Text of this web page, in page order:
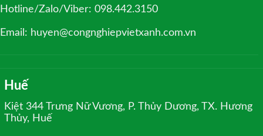
Hotline/Zalo/Viber: 098.442.3150
Email: huyen@congnghiepvietxanh.com.vn
Huế
Kiệt 344 Trưng Nữ Vương, P. Thủy Dương, TX. Hương
Thủy, Huế